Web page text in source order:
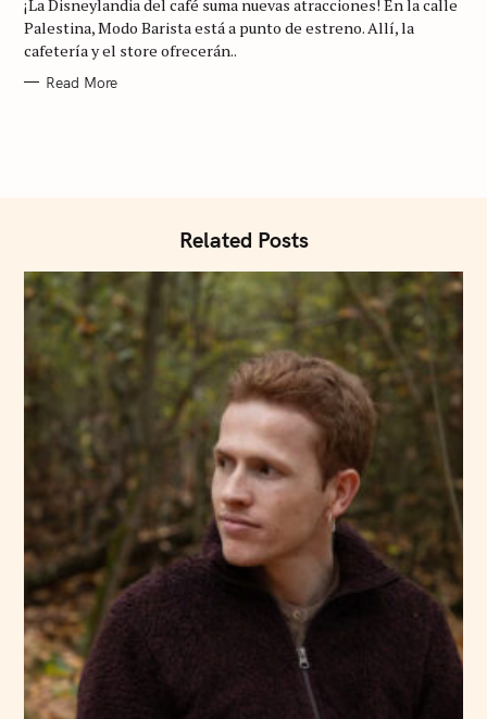
O
R
I
E
¡La Disneylandia del café suma nuevas atracciones! En la calle
Palestina, Modo Barista está a punto de estreno. Allí, la
cafetería y el store ofrecerán..
Read More
Related Posts
a
r
c